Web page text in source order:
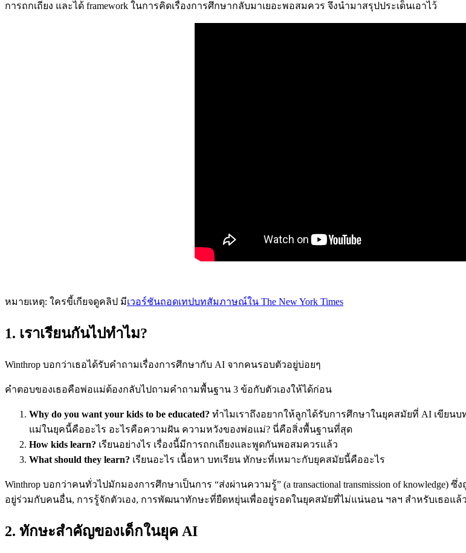
การถกเถียง และได้ framework ในการคิดเรื่องการศึกษากลับมาเยอะพอสมควร จึงนำมาสรุปประเด็นเอาไว้
หมายเหตุ: ใครขี้เกียจดูคลิป มีเวอร์ชันถอดเทปบทสัมภาษณ์ใน The New York Times
1. เราเรียนกันไปทำไม?
Winthrop บอกว่าเธอได้รับคำถามเรื่องการศึกษากับ AI จากคนรอบตัวอยู่บ่อยๆ
คำตอบของเธอคือพ่อแม่ต้องกลับไปถามคำถามพื้นฐาน 3 ข้อกับตัวเองให้ได้ก่อน
Why do you want your kids to be educated? ทำไมเราถึงอยากให้ลูกได้รับการศึกษาในยุคสมัยที่ AI เขีย
แม่ในยุคนี้คืออะไร อะไรคือความฝัน ความหวังของพ่อแม่? นี่คือสิ่งพื้นฐานที่สุด
How kids learn? เรียนอย่างไร เรื่องนี้มีการถกเถียงและพูดกันพอสมควรแล้ว
What should they learn? เรียนอะไร เนื้อหา บทเรียน ทักษะที่เหมาะกับยุคสมัยนี้คืออะไร
Winthrop บอกว่าคนทั่วไปมักมองการศึกษาเป็นการ “ส่งผ่านความรู้” (a transactional transmission of
อยู่ร่วมกับคนอื่น, การรู้จักตัวเอง, การพัฒนาทักษะที่ยืดหยุ่นเพื่ออยู่รอดในยุคสมัยที่ไม่แน่นอน ฯลฯ สำหรับเธอแล้
2. ทักษะสำคัญของเด็กในยุค AI